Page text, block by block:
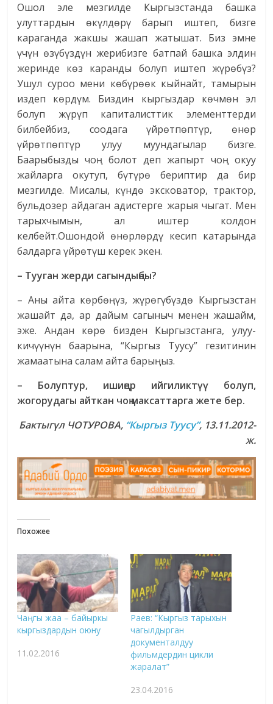
Ошол эле мезгилде Кыргызстанда башка
улуттардын өкүлдөрү барып иштеп, бизге
караганда жакшы жашап жатышат. Биз эмне
үчүн өзүбүздүн жерибизге батпай башка элдин
жеринде көз каранды болуп иштеп жүрөбүз?
Ушул суроо мени көбүрөөк кыйнайт, тамырын
издеп көрдүм. Биздин кыргыздар көчмөн эл
болуп жүрүп капиталисттик элементтерди
билбейбиз, соодага үйрөтпөптүр, өнөр
үйрөтпөптүр улуу муундагылар бизге.
Баарыбызды чоң болот деп жапырт чоң окуу
жайларга окутуп, бүтүрө бериптир да бир
мезгилде. Мисалы, күндө эксковатор, трактор,
бульдозер айдаган адистерге жарыя чыгат. Мен
тарыхчымын, ал иштер колдон
келбейт.Ошондой өнөрлөрдү кесип катарында
балдарга үйрөтүш керек экен.
– Тууган жерди сагындыңбы?
– Аны айта көрбөңүз, жүрөгүбүздө Кыргызстан
жашайт да, ар дайым сагыныч менен жашайм,
эже. Андан көрө бизден Кыргызстанга, улуу-
кичүүнүн баарына, “Кыргыз Туусу” гезитинин
жамаатына салам айта барыңыз.
– Болуптур, ишиңер ийгиликтүү болуп,
жогорудагы айткан чоң максаттарга жете бер.
Бактыгүл ЧОТУРОВА, “Кыргыз Туусу”, 13.11.2012-
ж.
Похожее
Чаңгы жаа – байыркы
кыргыздардын оюну
11.02.2016
Раев: “Кыргыз тарыхын
чагылдырган
документалдуу
фильмдердин цикли
жаралат”
23.04.2016